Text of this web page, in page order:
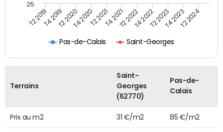
Pas-de-Calais Saint-Georges
T2 2019T4 2019T2 2020T4 2020T2 2021T4 2021T2 2022T4 2022T2 2023T4 2023T2 2024
25
Terrains
Saint-
Georges
(62770)
Pas-de-
Calais
Prix au m2 31 €/m2 85 €/m2